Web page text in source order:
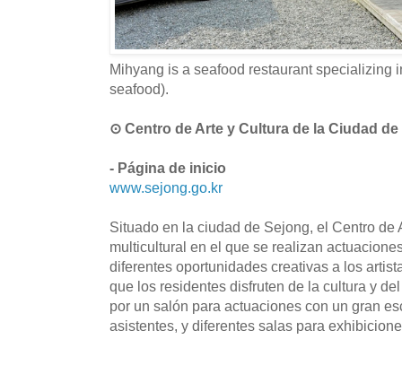
Mihyang is a seafood restaurant specializing
seafood).
⊙ Centro de Arte y Cultura de la Ciudad de
- Página de inicio
www.sejong.go.kr
Situado en la ciudad de Sejong, el Centro de
multicultural en el que se realizan
diferentes oportunidades creativas a los
que los residentes disfruten de la cultura y
por un salón para actuaciones con un gran
asistentes, y diferentes salas para